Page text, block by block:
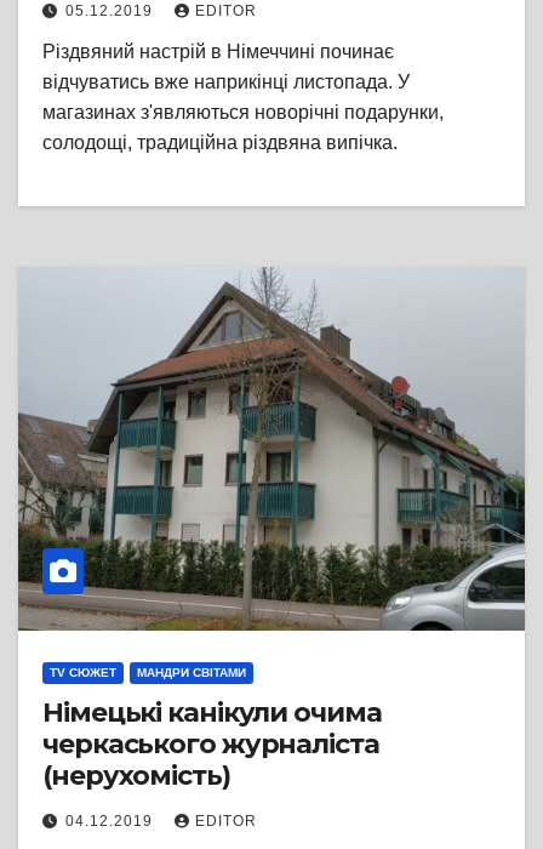
05.12.2019 EDITOR
Різдвяний настрій в Німеччині починає
відчуватись вже наприкінці листопада. У
магазинах з'являються новорічні подарунки,
солодощі, традиційна різдвяна випічка.
TV СЮЖЕТ МАНДРИ СВІТАМИ
Німецькі канікули очима
черкаського журналіста
(нерухомість)
04.12.2019 EDITOR